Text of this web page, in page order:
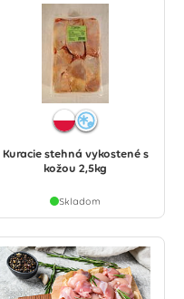
Kuracie stehná vykostené s
kožou 2,5kg
Skladom